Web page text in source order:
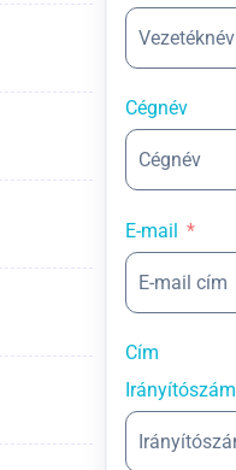
Cégnév
E-mail
Cím
Irányítószám